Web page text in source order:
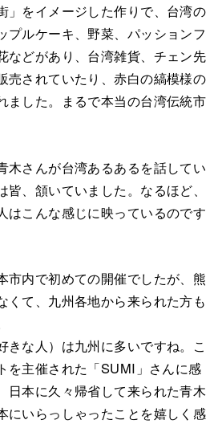
」をイメージした作りで、台湾の
プルケーキ、野菜、パッションフ
などがあり、台湾雑貨、チェン先
売されていたり、赤白の縞模様の
ました。まるで本当の台湾伝統市
木さんが台湾あるあるを話してい
、頷いていました。なるほど、
はこんな感じに映っているのです
市内で初めての開催でしたが、熊
くて、九州各地から来られた方も
きな人）は九州に多いですね。こ
を主催された「SUMI」さんに感
日本に久々帰省して来られた青木
にいらっしゃったことを嬉しく感